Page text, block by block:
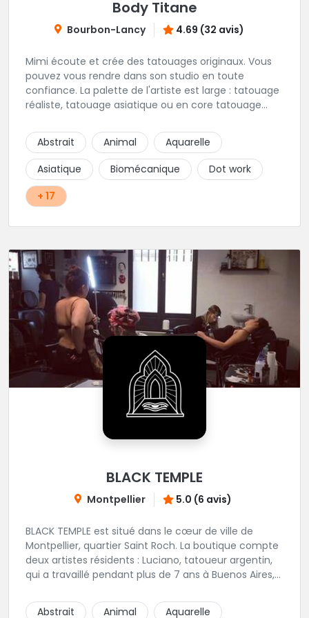
Body Titane
Bourbon-Lancy 4.69 (32 avis)
Mimi écoute et crée des tatouages originaux. Vous
pouvez vous rendre dans son studio en toute
confiance. La palette de l'artiste est large : tatouage
réaliste, tatouage asiatique ou en core tatouage
construire un projet qui vous ressemble.
Abstrait Animal
Aquarelle
Asiatique
Biomécanique
Dot work
+ 17
BLACK TEMPLE
Montpellier 5.0 (6 avis)
BLACK TEMPLE est situé dans le cœur de ville de
Montpellier, quartier Saint Roch. La boutique compte
deux artistes résidents : Luciano, tatoueur argentin,
qui a travaillé pendant plus de 7 ans à Buenos Aires,
qui a travaillé dans plusieurs boutiques de la ville
Abstrait Animal
Aquarelle